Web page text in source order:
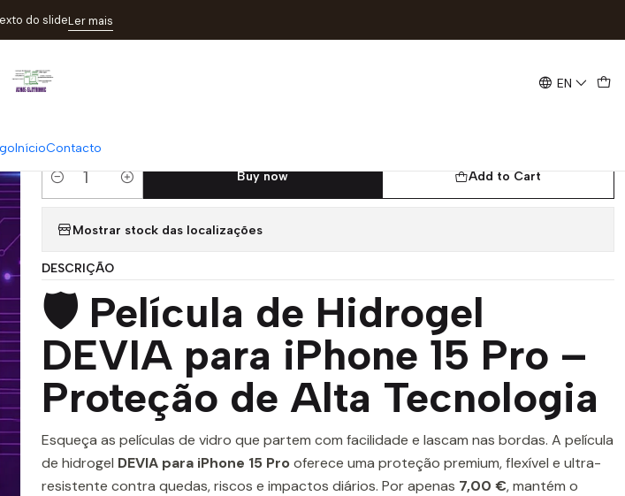
EN
InícioContacto
do slideLer mais
DEVIA iPhone 15 Pro | ACM85 Eletronnic
|
Película Hidrogel DEVIA iPhone 15 Pro |
Quantity
Add to Cart
Buy now
Mostrar stock das localizações
DESCRIÇÃO
🛡️ Película de Hidrogel
DEVIA para iPhone 15 Pro –
Proteção de Alta Tecnologia
Esqueça as películas de vidro que partem com facilidade e lascam nas bordas. A película
de hidrogel DEVIA para iPhone 15 Prooferece uma proteção premium, flexível e ultra-
resistente contra quedas, riscos e impactos diários. Por apenas 7,00 €, mantém o